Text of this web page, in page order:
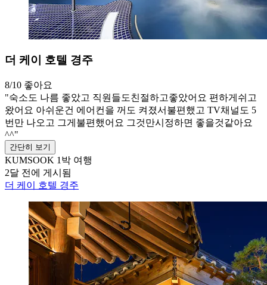
더 케이 호텔 경주
8/10 좋아요
"숙소도 나름 좋았고 직원들도친절하고좋았어요 편하게쉬고
왔어요 아쉬운건 에어컨을 꺼도 켜졌서불편했고 TV채널도 5
번만 나오고 그게불편했어요 그것만시정하면 좋을것같아요
^^"
간단히 보기
KUMSOOK 1박 여행
2달 전에 게시됨
더 케이 호텔 경주